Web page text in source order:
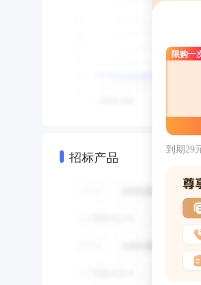
招标产品
限购一
到期29